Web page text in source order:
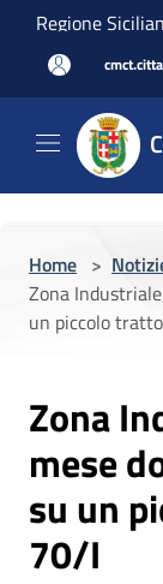
Salta al contenuto
Regione
Home >
Zona
un piccolo
Zona
mese
su un
70/I